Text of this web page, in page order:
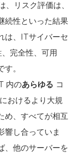
リスク評価は、
続性といった結果
は、ITサイバーセ
完全性、可用
す。
内のあらゆる コ
おけるより大規
め、すべてが相互
響し合っていま
、他のサーバーを